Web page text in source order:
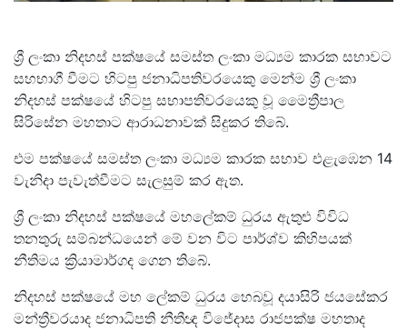
ශ්‍රී ලංකා නිදහස් පක්ෂයේ සමස්ත ලංකා මධ්‍යම කාරක සභාවට
සහභාගී වීමට හිටපු ජනාධිපතිවරයෙකු මෙන්ම ශ්‍රී ලංකා
නිදහස් පක්ෂයේ හිටපු සභාපතිවරයෙකු වූ මෛත්‍රීපාල
සිරිසේන මහතාට ආරාධනාවක් සිදුකර තිබේ.
එම පක්ෂයේ සමස්ත ලංකා මධ්‍යම කාරක සභාව එළැඹෙන 14
වැනිදා පැවැත්වීමට සැලසුම් කර ඇත.
ශ්‍රී ලංකා නිදහස් පක්ෂයේ මහලේකම් ධුරය ඇතුළු විවිධ
තනතුරු සම්බන්ධයෙන් මේ වන විට පාර්ශ්ව කිහිපයක්
නීතිමය ක්‍රියාමාර්ගද ගෙන තිබේ.
නිදහස් පක්ෂයේ මහ ලේකම් ධුරය හෙබවූ දයාසිරි ජයසේකර
මන්ත්‍රීවරයාද ජනාධිපති නීතීඥ විජේදාස රාජපක්ෂ මහතාද